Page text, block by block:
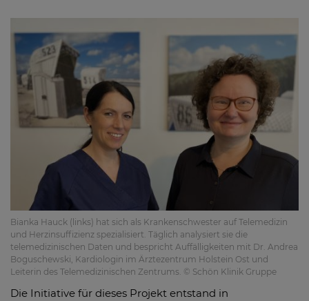
Bianka Hauck (links) hat sich als Krankenschwester auf Telemedizin
und Herzinsuffizienz spezialisiert. Täglich analysiert sie die
telemedizinischen Daten und bespricht Auffälligkeiten mit Dr. Andrea
Boguschewski, Kardiologin im Ärztezentrum Holstein Ost und
Leiterin des Telemedizinischen Zentrums. © Schön Klinik Gruppe
Die Initiative für dieses Projekt entstand in